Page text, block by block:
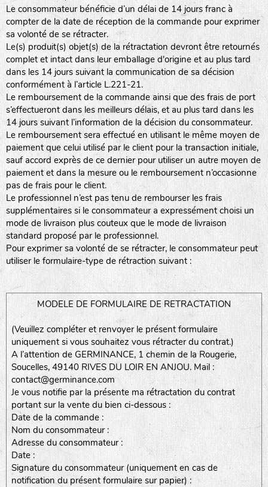
Le consommateur bénéficie d’un délai de 14 jours franc à
compter de la date de réception de la commande pour exprimer
sa volonté de se rétracter.
Le(s) produit(s) objet(s) de la rétractation devront être retournés
complet et intact dans leur emballage d'origine et au plus tard
dans les 14 jours suivant la communication de sa décision
conformément à l’article L.221-21.
Le remboursement de la commande ainsi que des frais de port
s’effectueront dans les meilleurs délais, et au plus tard dans les
14 jours suivant l’information de la décision du consommateur.
Le remboursement sera effectué en utilisant le même moyen de
paiement que celui utilisé par le client pour la transaction initiale,
sauf accord exprès de ce dernier pour utiliser un autre moyen de
paiement et dans la mesure ou le remboursement n’occasionne
pas de frais pour le client.
Le professionnel n’est pas tenu de rembourser les frais
supplémentaires si le consommateur a expressément choisi un
mode de livraison plus couteux que le mode de livraison
standard proposé par le professionnel.
Pour exprimer sa volonté de se rétracter, le consommateur peut
utiliser le formulaire-type de rétraction suivant :
MODELE DE FORMULAIRE DE RETRACTATION
(Veuillez compléter et renvoyer le présent formulaire
uniquement si vous souhaitez vous rétracter du contrat.)
A l’attention de GERMINANCE, 1 chemin de la Rougerie,
Soucelles, 49140 RIVES DU LOIR EN ANJOU. Mail :
contact@germinance.com
Je vous notifie par la présente ma rétractation du contrat
portant sur la vente du bien ci-dessous :
Date de la commande :
Nom du consommateur :
Adresse du consommateur :
Date :
Signature du consommateur (uniquement en cas de
notification du présent formulaire sur papier) :